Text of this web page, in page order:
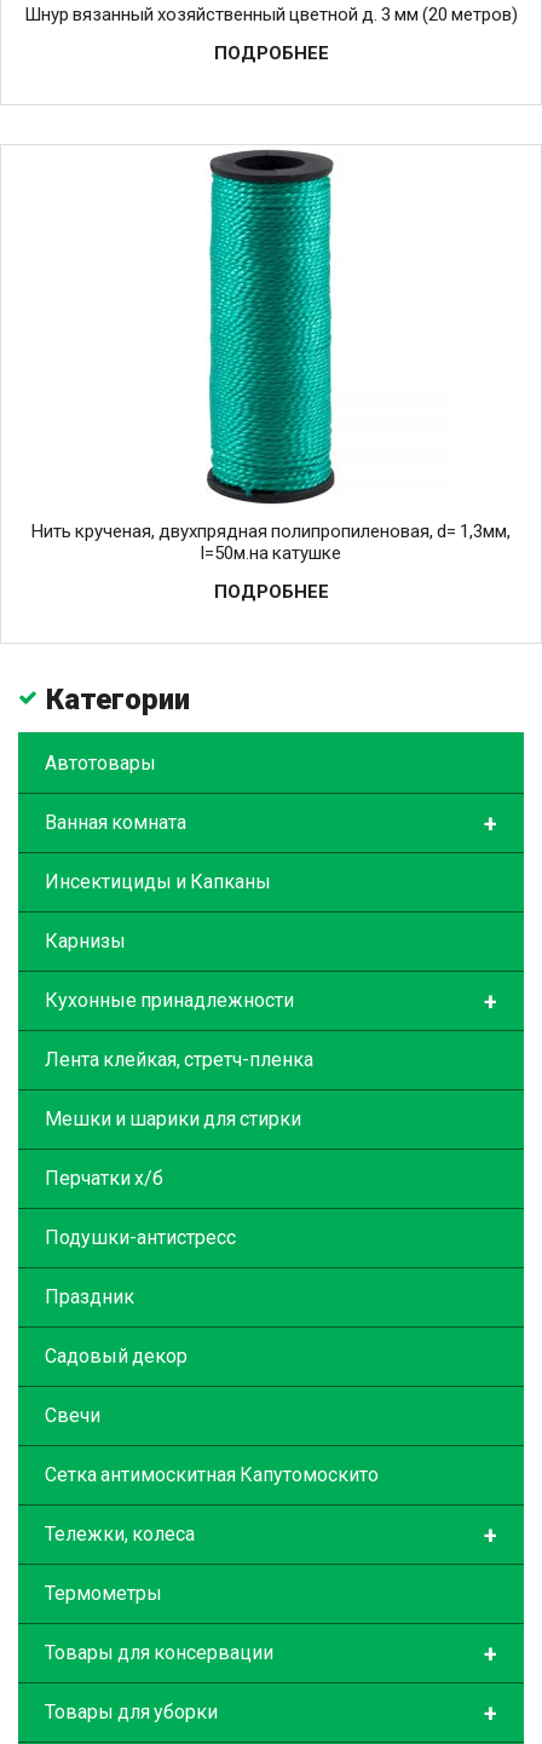
Шнур вязанный хозяйственный цветной д. 3 мм (20 метров)
ПОДРОБНЕЕ
Нить крученая, двухпрядная полипропиленовая, d= 1,3мм,
l=50м.на катушке
ПОДРОБНЕЕ
Категории
Автотовары
+
Ванная комната
Инсектициды и Капканы
Карнизы
+
Кухонные принадлежности
Лента клейкая, стретч-пленка
Мешки и шарики для стирки
Перчатки х/б
Подушки-антистресс
Праздник
Садовый декор
Свечи
Сетка антимоскитная Капутомоскито
+
Тележки, колеса
Термометры
+
Товары для консервации
+
Товары для уборки